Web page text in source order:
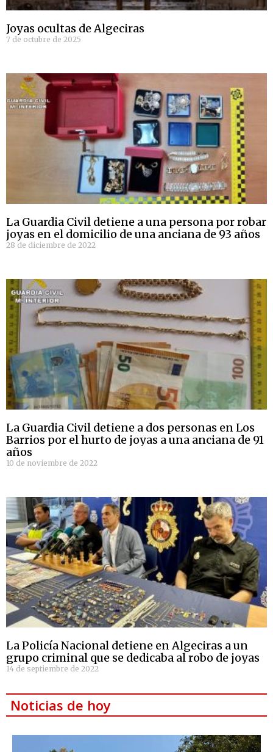
Joyas ocultas de Algeciras
7 de octubre de 2025
La Guardia Civil detiene a una persona por robar
joyas en el domicilio de una anciana de 93 años
28 de diciembre de 2022
La Guardia Civil detiene a dos personas en Los
Barrios por el hurto de joyas a una anciana de 91
años
10 de noviembre de 2022
La Policía Nacional detiene en Algeciras a un
grupo criminal que se dedicaba al robo de joyas
14 de septiembre de 2022
Noticias de hoy